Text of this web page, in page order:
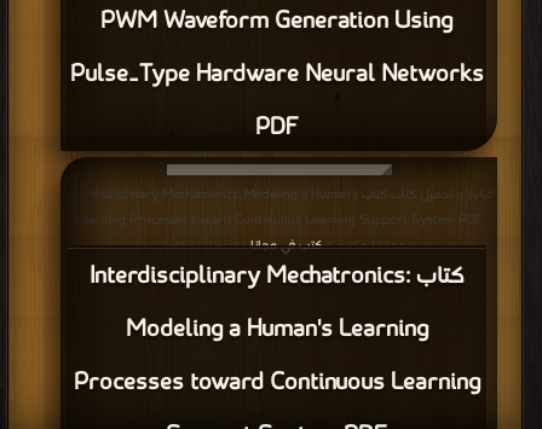
PWM Waveform Generation Using
Pulse‐Type Hardware Neural Networks
PDF
كتاب Interdisciplinary Mechatronics:
Modeling a Human's Learning
Processes toward Continuous Learning
قراءة و تحميل كتاب كتاب Interdisciplinary Mechatronics: Modeling a Human's
Learning Processes toward Continuous Learning Support System PDF
مجانا | مكتبة >كتب في مجانا| التحميل : مرة/مرات